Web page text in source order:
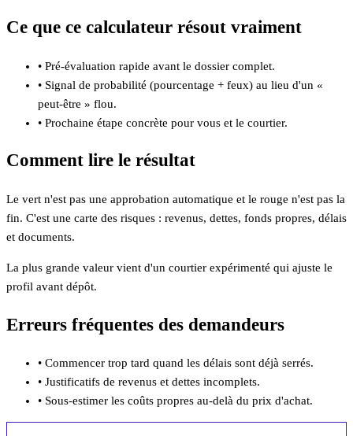
Ce que ce calculateur résout vraiment
• Pré-évaluation rapide avant le dossier complet.
• Signal de probabilité (pourcentage + feux) au lieu d'un «
peut-être » flou.
• Prochaine étape concrète pour vous et le courtier.
Comment lire le résultat
Le vert n'est pas une approbation automatique et le rouge n'est pas la
fin. C'est une carte des risques : revenus, dettes, fonds propres, délais
et documents.
La plus grande valeur vient d'un courtier expérimenté qui ajuste le
profil avant dépôt.
Erreurs fréquentes des demandeurs
• Commencer trop tard quand les délais sont déjà serrés.
• Justificatifs de revenus et dettes incomplets.
• Sous-estimer les coûts propres au-delà du prix d'achat.